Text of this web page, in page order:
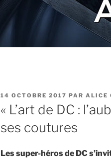
PUBLIÉ
14 OCTOBRE 2017 PAR ALICE
« L’art de DC :
ses coutures
Les super-héros de DC